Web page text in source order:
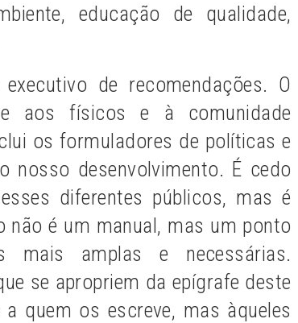
educação de qualidade,
de recomendações. O
aos físicos e à comunidade
os formuladores de políticas e
nosso desenvolvimento. É cedo
diferentes públicos, mas é
é um manual, mas um ponto
mais amplas e necessárias.
se apropriem da epígrafe deste
quem os escreve, mas àqueles